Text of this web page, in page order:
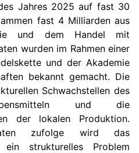
Jahres 2025 auf fast 30
fast 4 Milliarden aus
und dem Handel mit
wurden im Rahmen einer
und der Akademie
bekannt gemacht. Die
Schwachstellen des
und die
der lokalen Produktion.
zufolge wird das
ein strukturelles Problem